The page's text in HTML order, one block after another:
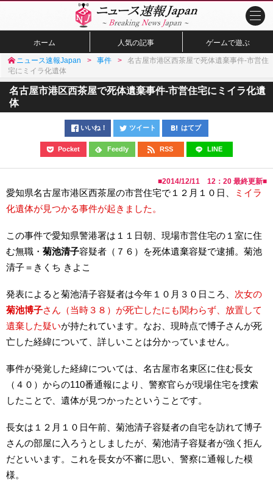
ホーム 人気の記事 ゲームで遊ぶ
ニュース速報Japan 事件
名古屋市港区西茶屋で死体遺棄事件-市営住
宅にミイラ化遺体
名古屋市港区西茶屋で死体遺棄事件-市営住宅にミイラ化遺
体
いいね！ ツイート はてブ
Pocket Feedly RSS LINE
■2014/12/11 12：20 最終更新■
愛知県名古屋市港区西茶屋の市営住宅で１２月１０日、
ミイラ
化遺体が見つかる事件が起きました。
この事件で愛知県警港署は１１日朝、現場市営住宅の１室に住
む無職・ 菊池清子容疑者（７６）を死体遺棄容疑で逮捕。菊池
清子＝きくち きよこ
発表によると菊池清子容疑者は今年１０月３０日ころ、 次女の
菊池博子さん（当時３８）が死亡したにも関わらず、放置して
遺棄した疑いが持たれています。なお、現時点で博子さんが死
亡した経緯について、詳しいことは分かっていません。
事件が発覚した経緯については、名古屋市名東区に住む長女
（４０）からの110番通報により、警察官らが現場住宅を捜索
したことで、遺体が見つかったということです。
長女は１２月１０日午前、菊池清子容疑者の自宅を訪れて博子
さんの部屋に入ろうとしましたが、菊池清子容疑者が強く拒ん
だといいます。これを長女が不審に思い、警察に通報した模
様。